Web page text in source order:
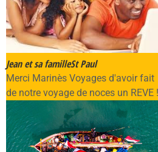
Jean et sa familleSt Paul
Merci Marinès Voyages d'avoir fait
de notre voyage de noces un REVE